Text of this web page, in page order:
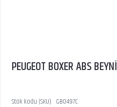
PEUGEOT BOXER ABS BEYNİ
Stok kodu (SKU): GB0497C